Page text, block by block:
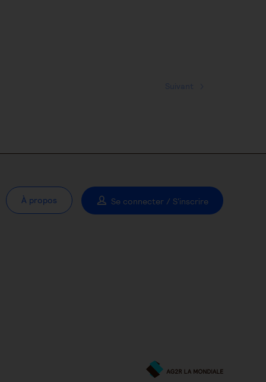
À propos Se connecter / S'inscrire